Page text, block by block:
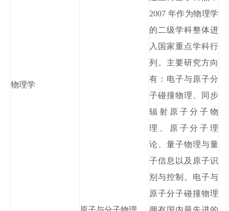
物理学
2007 年作为物理学
的二级学科整体进
入国家重点学科行
列。 主要研究方向
有：电子与原子分
子碰撞物理、同步
辐射原子分子物
理、原子分子理
论、量子物理与量
子信息以及原子识
别与控制。电子与
原子分子碰撞物理